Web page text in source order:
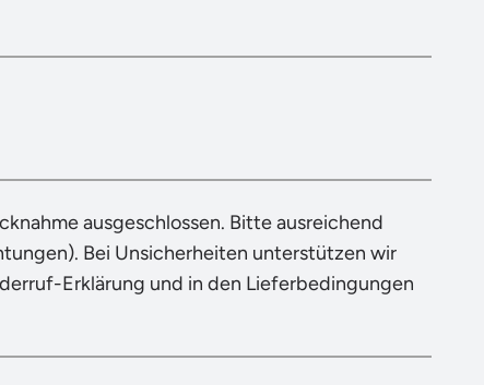
ausgeschlossen. Bitte ausreichend
Bei Unsicherheiten unterstützen wir
Erklärung und in den Lieferbedingungen